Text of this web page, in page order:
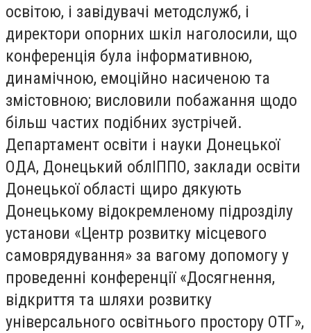
освітою, і завідувачі методслужб, і
директори опорних шкіл наголосили, що
конференція була інформативною,
динамічною, емоційно насиченою та
змістовною; висловили побажання щодо
більш частих подібних зустрічей.
Департамент освіти і науки Донецької
ОДА, Донецький облІППО, заклади освіти
Донецької області щиро дякують
Донецькому відокремленому підрозділу
установи «Центр розвитку місцевого
самоврядування» за вагому допомогу у
проведенні конференції «Досягнення,
відкриття та шляхи розвитку
універсального освітнього простору ОТГ»,